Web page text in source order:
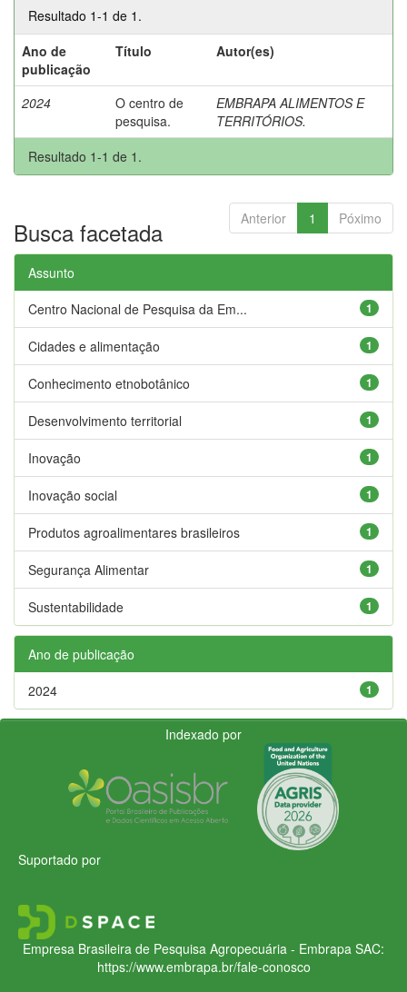
Resultado 1-1 de 1.
Ano de
publicação
Título Autor(es)
2024
O centro de
pesquisa.
EMBRAPA ALIMENTOS E
TERRITÓRIOS.
Resultado 1-1 de 1.
Anterior 1 Póximo
Busca facetada
Assunto
1
Centro Nacional de Pesquisa da Em...
1
Cidades e alimentação
1
Conhecimento etnobotânico
1
Desenvolvimento territorial
1
Inovação
1
Inovação social
1
Produtos agroalimentares brasileiros
1
Segurança Alimentar
1
Sustentabilidade
Ano de publicação
1
2024
Indexado por
Suportado por
Empresa Brasileira de Pesquisa Agropecuária - Embrapa SAC:
https://www.embrapa.br/fale-conosco